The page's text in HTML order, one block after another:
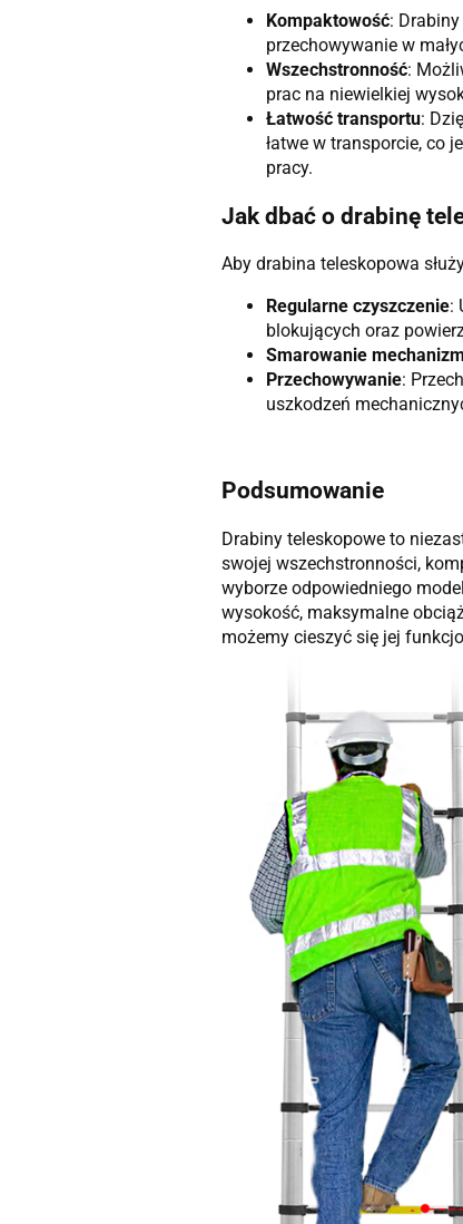
Kompaktowość: Drabiny
przechowywanie w
Wszechstronność:
prac na niewielkiej
Łatwość transportu:
łatwe w transporcie, co
pracy.
Jak dbać o drabinę
Aby drabina teleskopowa
Regularne czyszczenie:
blokujących oraz
Smarowanie
Przechowywanie:
uszkodzeń
Podsumowanie
Drabiny teleskopowe to
swojej wszechstronności,
wyborze odpowiedniego
wysokość, maksymalne
możemy cieszyć się jej